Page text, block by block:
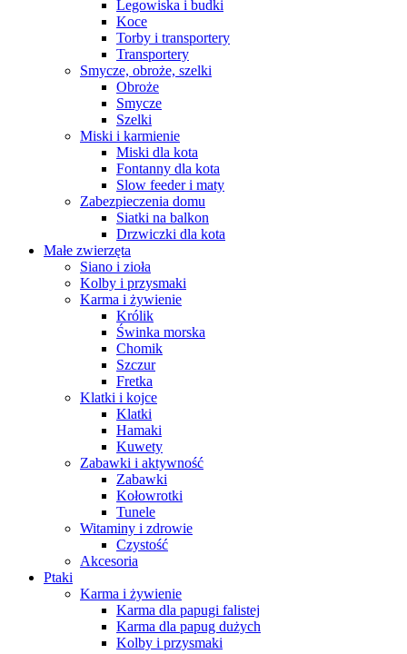
Legowiska i budki
Koce
Torby i transportery
Transportery
Smycze, obroże, szelki
Obroże
Smycze
Szelki
Miski i karmienie
Miski dla kota
Fontanny dla kota
Slow feeder i maty
Zabezpieczenia domu
Siatki na balkon
Drzwiczki dla kota
Małe zwierzęta
Siano i zioła
Kolby i przysmaki
Karma i żywienie
Królik
Świnka morska
Chomik
Szczur
Fretka
Klatki i kojce
Klatki
Hamaki
Kuwety
Zabawki i aktywność
Zabawki
Kołowrotki
Tunele
Witaminy i zdrowie
Czystość
Akcesoria
Ptaki
Karma i żywienie
Karma dla papugi falistej
Karma dla papug dużych
Kolby i przysmaki